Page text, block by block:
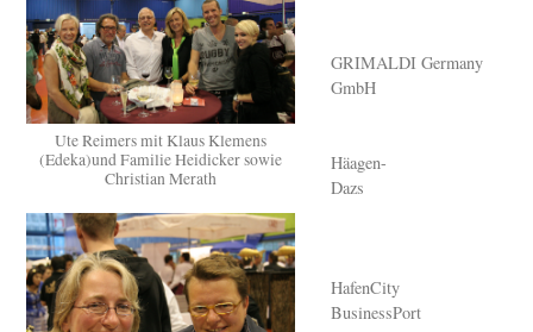
Ute Reimers mit Klaus Klemens
(Edeka)und Familie Heidicker sowie
Christian Merath
GRIMALDI Germany
GmbH
Häagen-
Dazs
HafenCity
BusinessPort